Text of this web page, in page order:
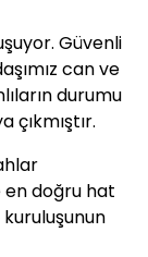
Güvenli
can ve
durumu
çıkmıştır.
en doğru hat